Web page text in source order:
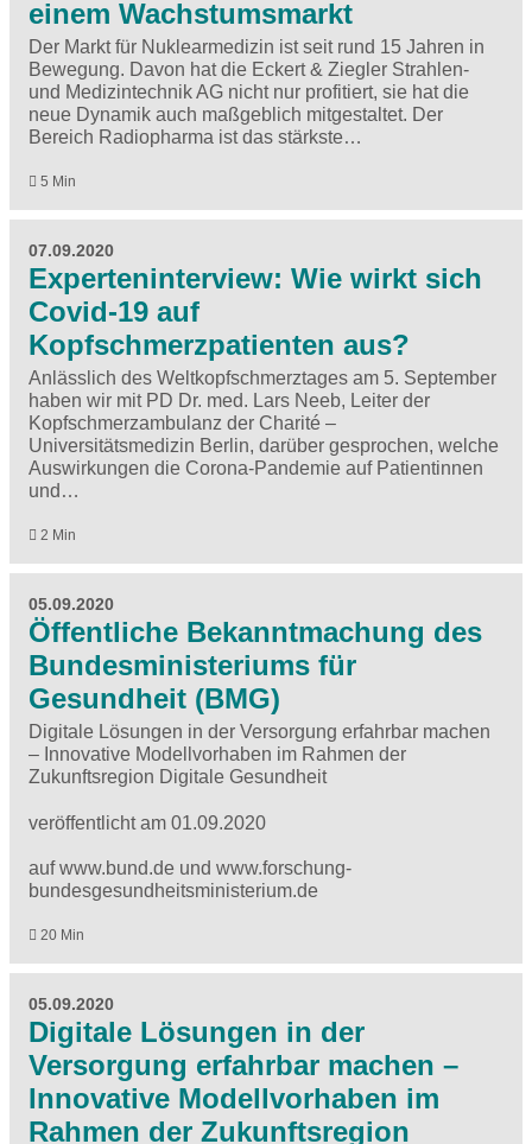
einem Wachstumsmarkt
Der Markt für Nuklearmedizin ist seit rund 15 Jahren in
Bewegung. Davon hat die Eckert & Ziegler Strahlen-
und Medizintechnik AG nicht nur profitiert, sie hat die
neue Dynamik auch maßgeblich mitgestaltet. Der
Bereich Radiopharma ist das stärkste…
5 Min
07.09.2020
Experteninterview: Wie wirkt sich
Covid-19 auf
Kopfschmerzpatienten aus?
Anlässlich des Weltkopfschmerztages am 5. September
haben wir mit PD Dr. med. Lars Neeb, Leiter der
Kopfschmerzambulanz der Charité –
Universitätsmedizin Berlin, darüber gesprochen, welche
Auswirkungen die Corona-Pandemie auf Patientinnen
und…
2 Min
05.09.2020
Öffentliche Bekanntmachung des
Bundesministeriums für
Gesundheit (BMG)
Digitale Lösungen in der Versorgung erfahrbar machen
– Innovative Modellvorhaben im Rahmen der
Zukunftsregion Digitale Gesundheit
veröffentlicht am 01.09.2020
auf www.bund.de und www.forschung-
bundesgesundheitsministerium.de
20 Min
05.09.2020
Digitale Lösungen in der
Versorgung erfahrbar machen –
Innovative Modellvorhaben im
Rahmen der Zukunftsregion